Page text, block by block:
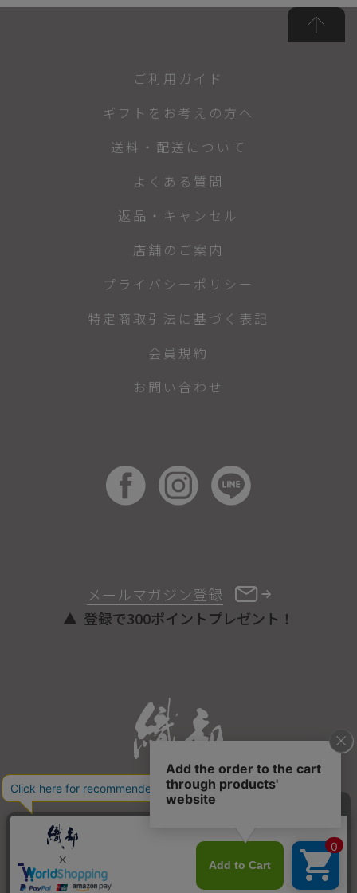
ONLINE STORE
メールマガジン登録
登録で300ポイントプレゼント！
ご利用ガイド
ギフトをお考えの方へ
送料・配送について
よくある質問
返品・キャンセル
店舗のご案内
プライバシーポリシー
特定商取引法に基づく表記
会員規約
お問い合わせ
COPYRIGHT © ORIBE ALL RIGHTS RESERVED.